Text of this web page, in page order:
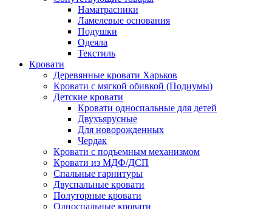
Наматрасники
Ламелевые основания
Подушки
Одеяла
Текстиль
Кровати
Деревянные кровати Харьков
Кровати с мягкой обивкой (Подиумы)
Детские кровати
Кровати односпальные для детей
Двухъярусные
Для новорожденных
Чердак
Кровати с подъемным механизмом
Кровати из МДФ/ДСП
Спальные гарнитуры
Двуспальные кровати
Полуторные кровати
Односпальные кровати